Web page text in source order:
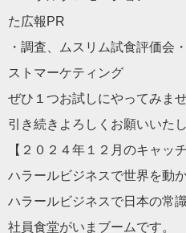
た広報PR
・調査、ムスリム試食評価
ストマーケティング
ぜひ１つお試しにやってみま
引き続きよろしくお願いいたし
【２０２４年１２月のキャッ
ハラールビジネスで世界を動か
ハラールビジネスで日本の常
社員食堂がいまブームです。